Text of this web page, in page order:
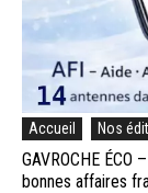
Accueil Nos
GAVROCHE
bonnes affaires